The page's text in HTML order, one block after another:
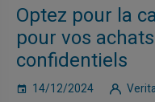
Optez pour la
pour vos
confidentiels
14/12/2024